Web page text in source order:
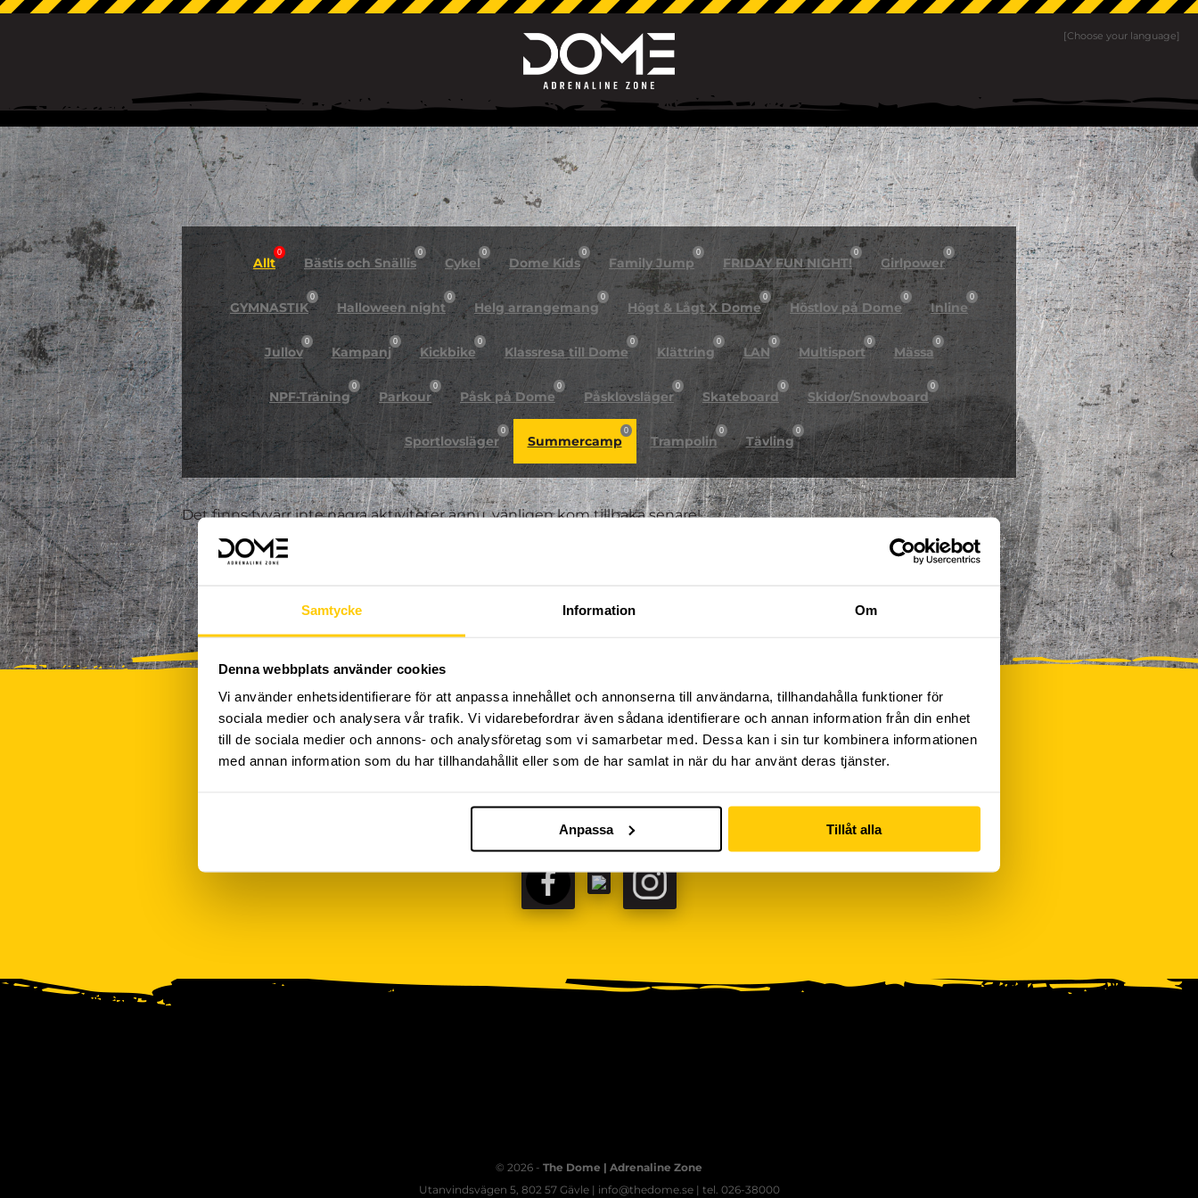
Samtycke Information Om
Denna webbplats använder cookies
Vi använder enhetsidentifierare för att anpassa innehållet och annonserna till användarna, tillhandahålla funktioner för
sociala medier och analysera vår trafik. Vi vidarebefordrar även sådana identifierare och annan information från din enhet
till de sociala medier och annons- och analysföretag som vi samarbetar med. Dessa kan i sin tur kombinera informationen
med annan information som du har tillhandahållit eller som de har samlat in när du har använt deras tjänster.
Anpassa Tillåt alla
[Choose your language]
Allt
0
Bästis och Snällis
0
Cykel
0
Dome Kids
0
Family Jump
0
FRIDAY FUN NIGHT!
0
Girlpower
0
GYMNASTIK
0
Halloween night
0
Helg arrangemang
0
Högt & Lågt X Dome
0
Höstlov på Dome
0
Inline
0
Jullov
0
Kampanj
0
Kickbike
0
Klassresa till Dome
0
Klättring
0
LAN
0
Multisport
0
Mässa
0
NPF-Träning
0
Parkour
0
Påsk på Dome
0
Påsklovsläger
0
Skateboard
0
Skidor/Snowboard
0
Sportlovsläger
0
Summercamp
0
Trampolin
0
Tävling
0
Det finns tyvärr inte några aktiviteter ännu, vänligen kom tillbaka senare!
FÖLJ OSS PÅ SOCIALA MEDIER
FACEBOOKTIKTOK
© 2026 - The Dome | Adrenaline Zone
Utanvindsvägen 5, 802 57 Gävle | info@thedome.se | tel. 026-38000